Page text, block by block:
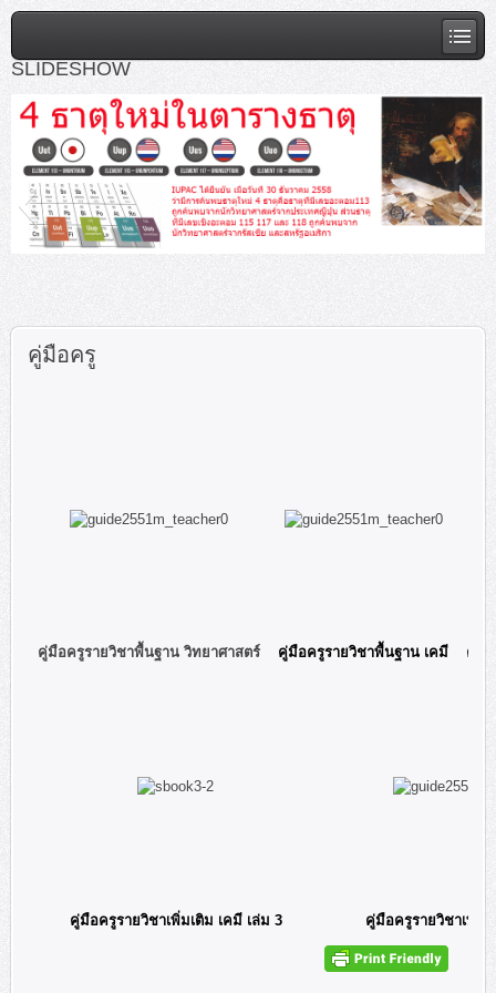
SLIDESHOW
slideshow1
คู่มือครู
คู่มือครูรายวิชาพื้นฐาน วิทยาศาสตร์ คู่มือครูรายวิชาพื้นฐาน เคมี คู่มือ
คู่มือครูรายวิชาเพิ่มเติม เคมี เล่ม 3 คู่มือครูรายวิชาเพิ่มเ